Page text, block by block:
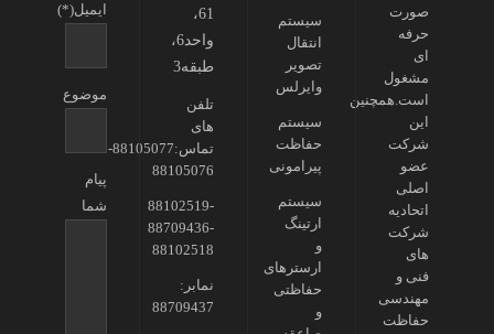
ایمیل(*)
موضوع
پیام
شما
61،
واحد6،
طبقه3
تلفن
های
تماس:88105077-
88105076
88102519-
88709436-
88102518
نمابر:
88709437
سیستم
انتقال
تصویر
وایرلس
سیستم
حفاظت
پیرامونی
سیستم
ارتینگ
و
ارسترهای
حفاظتی
و
صورت
حرفه
ای
مشغول
است.همچنین
این
شرکت
عضو
اصلی
اتحادیه
شرکت
های
فنی و
مهندسی
حفاظت